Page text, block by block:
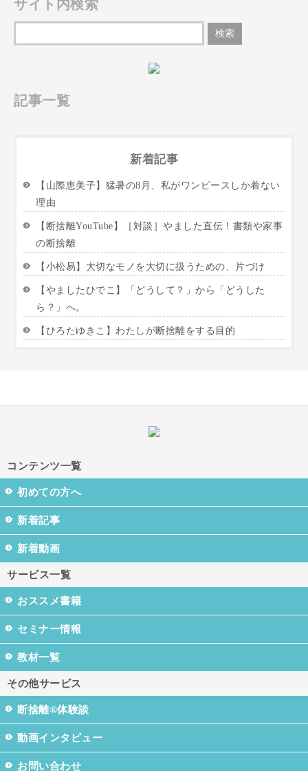
サイト内検索
記事一覧
新着記事
【山際恵美子】猛暑の8月、私がワンピースしか着ない
理由
【断捨離YouTube】［対談］やました直伝！書類や家事
の断捨離
【小松易】大切なモノを大切に扱うための、片づけ
【やましたひでこ】「どうして？」から「どうした
ら？」へ。
【ひろたゆきこ】わたしが断捨離をする目的
コンテンツ一覧
初めての方へ
新着記事
新着動画
サービス一覧
おススメ書籍
セミナー情報
教材一覧
その他サービス
断捨離®体験談
動画インタビュー
お問い合わせ